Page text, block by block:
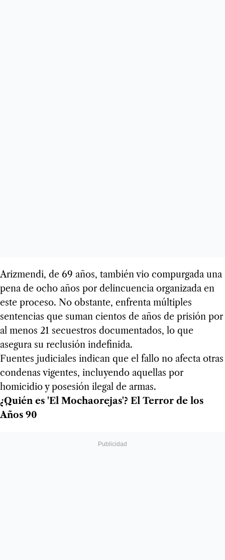
Arizmendi, de 69 años, también vio compurgada una
pena de ocho años por delincuencia organizada en
este proceso. No obstante, enfrenta múltiples
sentencias que suman cientos de años de prisión por
al menos 21 secuestros documentados, lo que
asegura su reclusión indefinida.
Fuentes judiciales indican que el fallo no afecta otras
condenas vigentes, incluyendo aquellas por
homicidio y posesión ilegal de armas.
¿Quién es 'El Mochaorejas'? El Terror de los
Años 90